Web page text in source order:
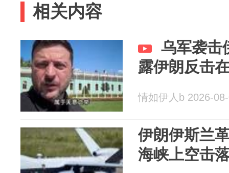
相关内容
乌军袭击
露伊朗反击
情如伊人b 2026-
伊朗伊斯兰
海峡上空击